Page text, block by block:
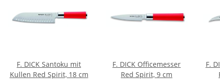
F. DICK Santoku mit
Kullen Red Spirit, 18 cm
F. DICK Officemesser
Red Spirit, 9 cm
F.